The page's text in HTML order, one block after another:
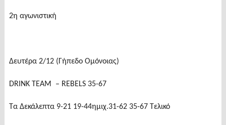
2η αγωνιστική
Δευτέρα 2/12 (Γήπεδο Ομόνοιας)
DRINK TEAM – REBELS 35-67
Τα Δεκάλεπτα 9-21 19-44ημιχ.31-62 35-67 Τελικό